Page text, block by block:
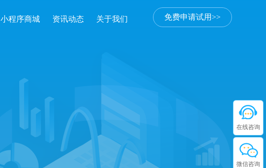
免费申请试用>>
小程序商城 资讯动态 关于我们
在线咨询
微信咨询